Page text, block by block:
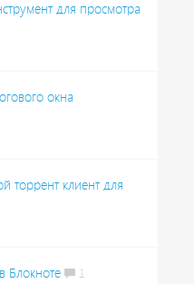
для просмотра
окна
торрент клиент для
Блокноте
1